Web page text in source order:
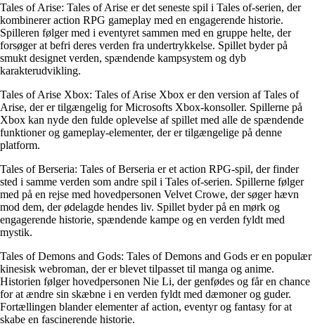
Tales of Arise: Tales of Arise er det seneste spil i Tales of-serien, der
kombinerer action RPG gameplay med en engagerende historie.
Spilleren følger med i eventyret sammen med en gruppe helte, der
forsøger at befri deres verden fra undertrykkelse. Spillet byder på
smukt designet verden, spændende kampsystem og dyb
karakterudvikling.
Tales of Arise Xbox: Tales of Arise Xbox er den version af Tales of
Arise, der er tilgængelig for Microsofts Xbox-konsoller. Spillerne på
Xbox kan nyde den fulde oplevelse af spillet med alle de spændende
funktioner og gameplay-elementer, der er tilgængelige på denne
platform.
Tales of Berseria: Tales of Berseria er et action RPG-spil, der finder
sted i samme verden som andre spil i Tales of-serien. Spillerne følger
med på en rejse med hovedpersonen Velvet Crowe, der søger hævn
mod dem, der ødelagde hendes liv. Spillet byder på en mørk og
engagerende historie, spændende kampe og en verden fyldt med
mystik.
Tales of Demons and Gods: Tales of Demons and Gods er en populær
kinesisk webroman, der er blevet tilpasset til manga og anime.
Historien følger hovedpersonen Nie Li, der genfødes og får en chance
for at ændre sin skæbne i en verden fyldt med dæmoner og guder.
Fortællingen blander elementer af action, eventyr og fantasy for at
skabe en fascinerende historie.